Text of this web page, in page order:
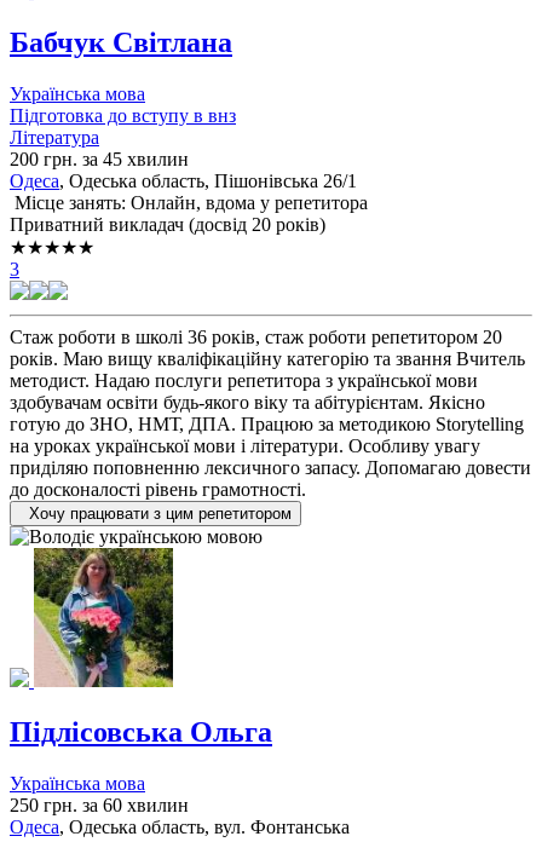
Бабчук Світлана
Українська мова
Підготовка до вступу в внз
Література
200 грн. за 45 хвилин
Одеса, Одеська область, Пішонівська 26/1
Місце занять: Онлайн, вдома у репетитора
Приватний викладач (досвід 20 років)
★★★★★
3
Стаж роботи в школі 36 років, стаж роботи репетитором 20
років. Маю вищу кваліфікаційну категорію та звання Вчитель
методист. Надаю послуги репетитора з української мови
здобувачам освіти будь-якого віку та абітурієнтам. Якісно
готую до ЗНО, НМТ, ДПА. Працюю за методикою Storytelling
на уроках української мови і літератури. Особливу увагу
приділяю поповненню лексичного запасу. Допомагаю довести
до досконалості рівень грамотності.
Хочу працювати з цим репетитором
Підлісовська Ольга
Українська мова
250 грн. за 60 хвилин
Одеса, Одеська область, вул. Фонтанська